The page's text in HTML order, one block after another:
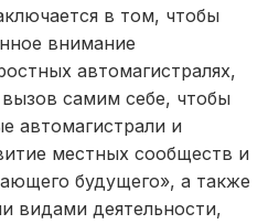
в том, чтобы
внимание
автомагистралях,
самим себе, чтобы
автомагистрали и
местных сообществ и
будущего», а также
видами деятельности,